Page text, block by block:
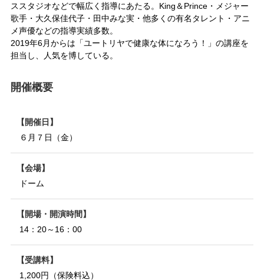
ススタジオなどで幅広く指導にあたる。King＆Prince・メジャー
歌手・大久保佳代子・田中みな実・他多くの有名タレント・アニ
メ声優などの指導実績多数。
2019年6月からは「ユートリヤで健康な体になろう！」の講座を
担当し、人気を博している。
開催概要
開催日
６月７日（金）
会場
ドーム
開場・開演時間
14：20～16：00
受講料
1,200円（保険料込）